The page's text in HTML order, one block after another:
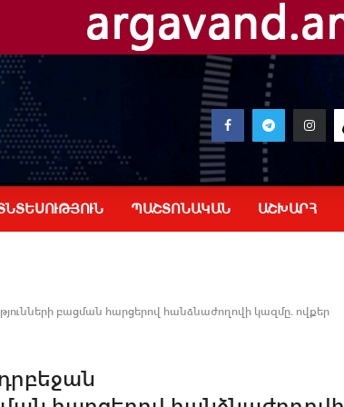
ՊԱՇՏՈՆԱԿԱՆ ԱՇԽԱՐՀ
բացման հարցերով հանձնաժողովի կազմը. ովքեր